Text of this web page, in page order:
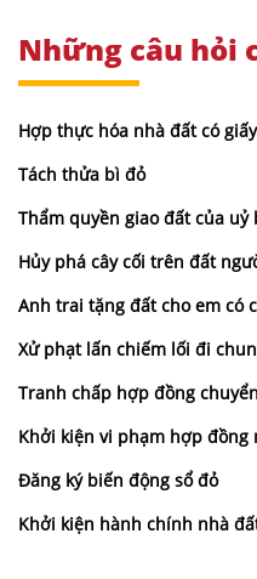
Những câu hỏi
Hợp thực hóa nhà đất có
Tách thửa bì đỏ
Thẩm quyền giao đất của uỷ
Hủy phá cây cối trên đất
Anh trai tặng đất cho em có
Xử phạt lấn chiếm lối đi
Tranh chấp hợp đồng
Khởi kiện vi phạm hợp đồng
Đăng ký biến động sổ đỏ
Khởi kiện hành chính nhà